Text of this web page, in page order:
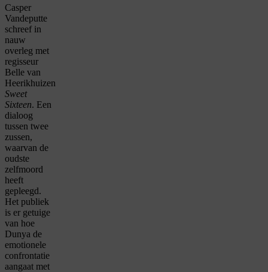
Casper
Vandeputte
schreef in
nauw
overleg met
regisseur
Belle van
Heerikhuizen
Sweet
Sixteen. Een
dialoog
tussen twee
zussen,
waarvan de
oudste
zelfmoord
heeft
gepleegd.
Het publiek
is er getuige
van hoe
Dunya de
emotionele
confrontatie
aangaat met